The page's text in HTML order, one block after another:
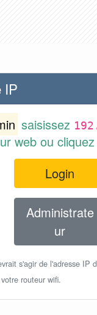
IP
saisissez
web ou
Login
Administrate
ur
s'agir de l'adresse IP
routeur wifi.